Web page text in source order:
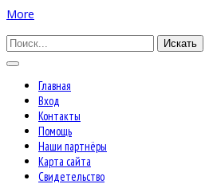
More
Искать
Главная
Вход
Контакты
Помощь
Наши партнёры
Карта сайта
Свидетельство